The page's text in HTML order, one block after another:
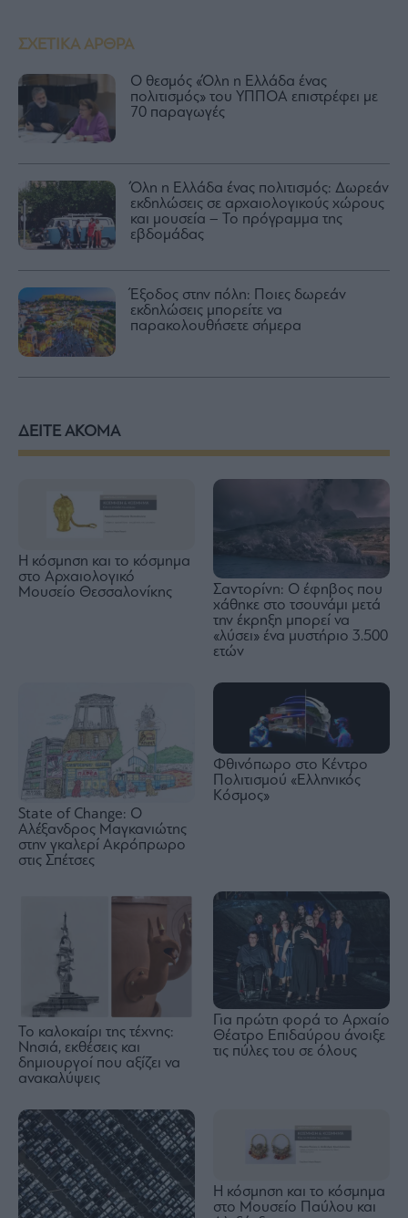
ΣΧΕΤΙΚΑ ΑΡΘΡΑ
Ο θεσμός «Όλη η Ελλάδα ένας
πολιτισμός» του ΥΠΠΟA επιστρέφει με
70 παραγωγές
Όλη η Ελλάδα ένας πολιτισμός: Δωρεάν
εκδηλώσεις σε αρχαιολογικούς χώρους
και μουσεία – Το πρόγραμμα της
εβδομάδας
Έξοδος στην πόλη: Ποιες δωρεάν
εκδηλώσεις μπορείτε να
παρακολουθήσετε σήμερα
ΔΕΙΤΕ ΑΚΟΜΑ
Η κόσμηση και το κόσμημα
στο Αρχαιολογικό
Μουσείο Θεσσαλονίκης
Σαντορίνη: Ο έφηβος που
χάθηκε στο τσουνάμι μετά
την έκρηξη μπορεί να
«λύσει» ένα μυστήριο 3.500
ετών
State of Change: Ο
Αλέξανδρος Μαγκανιώτης
στην γκαλερί Ακρόπρωρο
στις Σπέτσες
Φθινόπωρο στο Κέντρο
Πολιτισμού «Ελληνικός
Κόσμος»
Το καλοκαίρι της τέχνης:
Νησιά, εκθέσεις και
δημιουργοί που αξίζει να
ανακαλύψεις
Για πρώτη φορά το Αρχαίο
Θέατρο Επιδαύρου άνοιξε
τις πύλες του σε όλους
Η κόσμηση και το κόσμημα
στο Μουσείο Παύλου και